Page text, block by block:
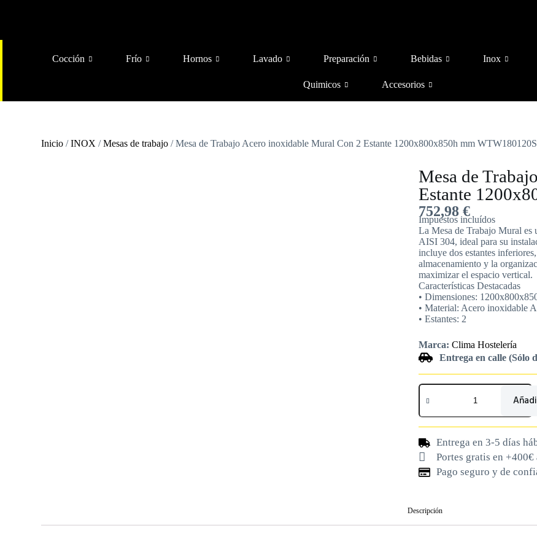
Cocción Frío Hornos Lavado Preparación Bebidas Inox
Quimicos Accesorios
Inicio /INOX /Mesas de trabajo / Mesa de Trabajo Acero inoxidable Mural Con 2 Estante 1200x800x850h mm
Mesa de
Estante
752,98 €
Impuestos incluídos
La Mesa de Trabajo Mural es
AISI 304, ideal para su
incluye dos estantes
almacenamiento y la
maximizar el espacio vertical.
Características Destacadas
• Dimensiones:
• Material: Acero inoxidable
• Estantes: 2
Marca: Clima Hostelería
Entrega en calle (Sólo
Entrega en 3-5 días
Portes gratis en +400€
Pago seguro y de
Descripción